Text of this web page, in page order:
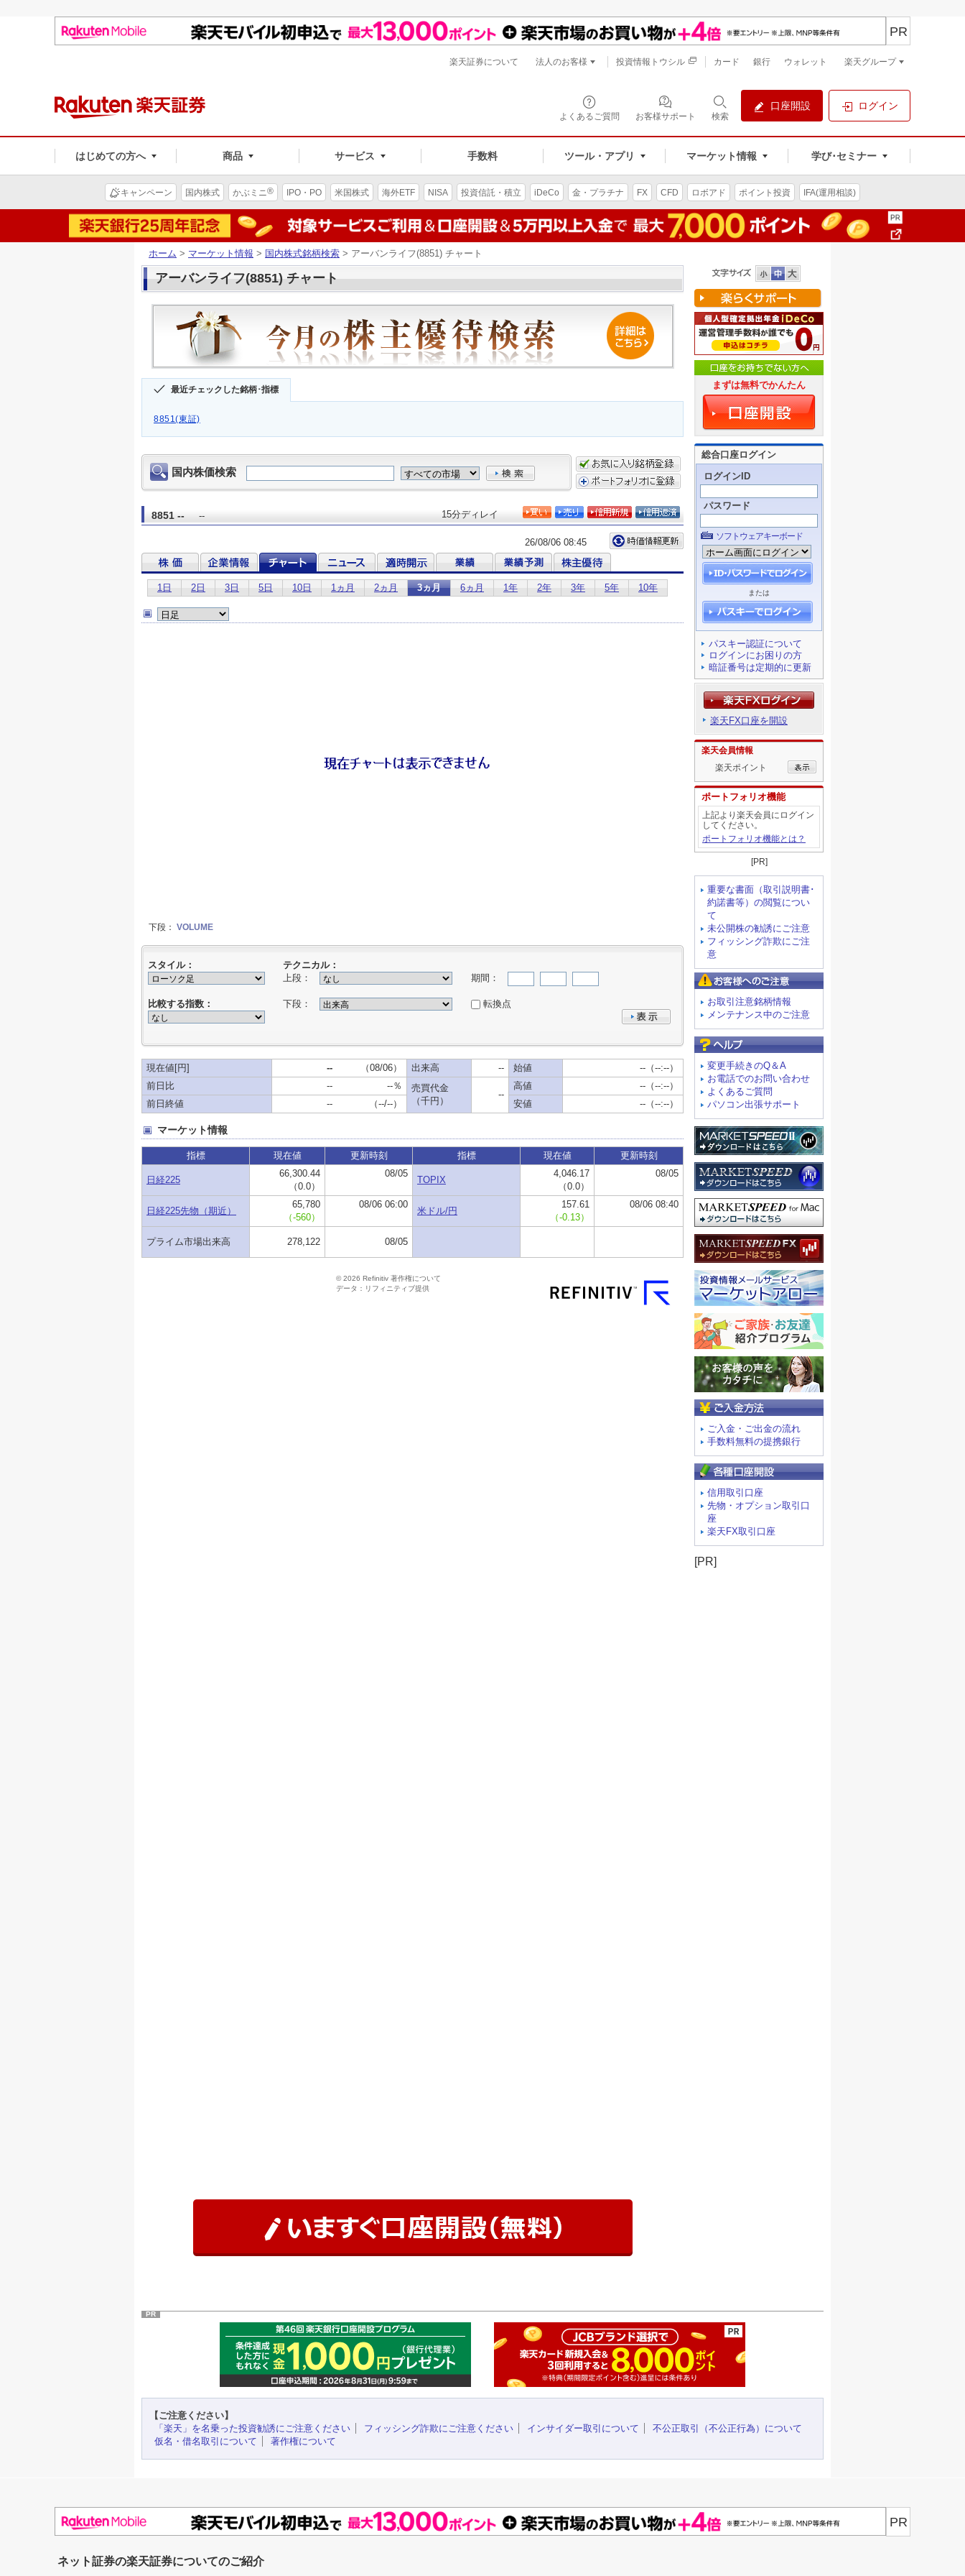
よくあるご質問 お客様サポート 検索
口座開設 ログイン
はじめての方へ 商品 サービス 手数料 ツール・アプリ マーケット情報 学び･セミナー
PR
楽天証券について 法人のお客様 投資情報トウシル カード 銀行 ウォレット 楽天グループ
キャンペーン 国内株式 かぶミニ® IPO・PO 米国株式 海外ETF NISA 投資信託・積立 iDeCo 金・プラチナ FX CFD ロボアド ポイント投資 IFA(運用相談)
ホーム > マーケット情報 > 国内株式銘柄検索 > アーバンライフ(8851) チャート
アーバンライフ(8851) チャート
最近チェックした銘柄･指標
8851(東証)
まずは無料でかんたん
総合口座ログイン
ログインID
パスワード
ソフトウェアキーボード
または
パスキー認証について
ログインにお困りの方
暗証番号は定期的に更新
楽天FX口座を開設
楽天会員情報
楽天ポイント
ポートフォリオ機能
上記より楽天会員にログイン
してください。
ポートフォリオ機能とは？
[PR]
重要な書面（取引説明書･
約諾書等）の閲覧につい
て
未公開株の勧誘にご注意
フィッシング詐欺にご注
意
お取引注意銘柄情報
メンテナンス中のご注意
変更手続きのQ＆A
お電話でのお問い合わせ
よくあるご質問
パソコン出張サポート
ご入金・ご出金の流れ
手数料無料の提携銀行
信用取引口座
先物・オプション取引口
座
楽天FX取引口座
[PR]
PR
【ご注意ください】
「楽天」を名乗った投資勧誘にご注意ください
フィッシング詐欺にご注意ください インサイダー取引について
不公正取引（不公正行為）について
仮名・借名取引について
著作権について
PR
ネット証券の楽天証券についてのご紹介